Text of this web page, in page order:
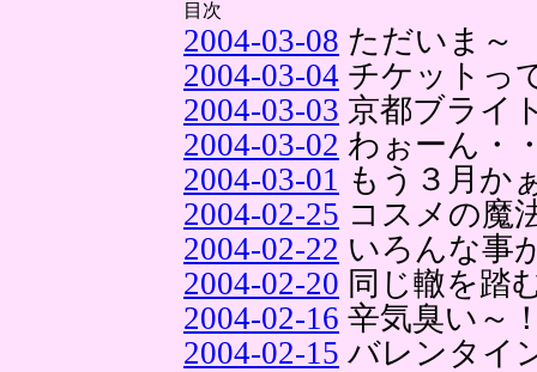
目次
2004-03-08 ただいま～
2004-03-04 チケットっ
2004-03-03 京都ブライ
2004-03-02 わぉーん・
2004-03-01 もう３月か
2004-02-25 コスメの魔
2004-02-22 いろんな事
2004-02-20 同じ轍を踏
2004-02-16 辛気臭い～
2004-02-15 バレンタイ